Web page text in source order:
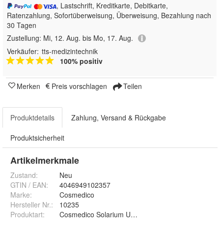
, Lastschrift, Kreditkarte, Debitkarte,
Ratenzahlung, Sofortüberweisung, Überweisung, Bezahlung nach
30 Tagen
Zustellung: Mi, 12. Aug. bis Mo, 17. Aug.
Verkäufer: tts-medizintechnik
100% positiv
Merken Preis vorschlagen Teilen
Produktdetails Zahlung, Versand & Rückgabe
Produktsicherheit
Artikelmerkmale
Zustand:
Neu
GTIN / EAN:
4046949102357
Marke:
Cosmedico
Hersteller Nr.:
10235
Produktart: Cosmedico Solarium UV Röhre Cosmofit+ UVA